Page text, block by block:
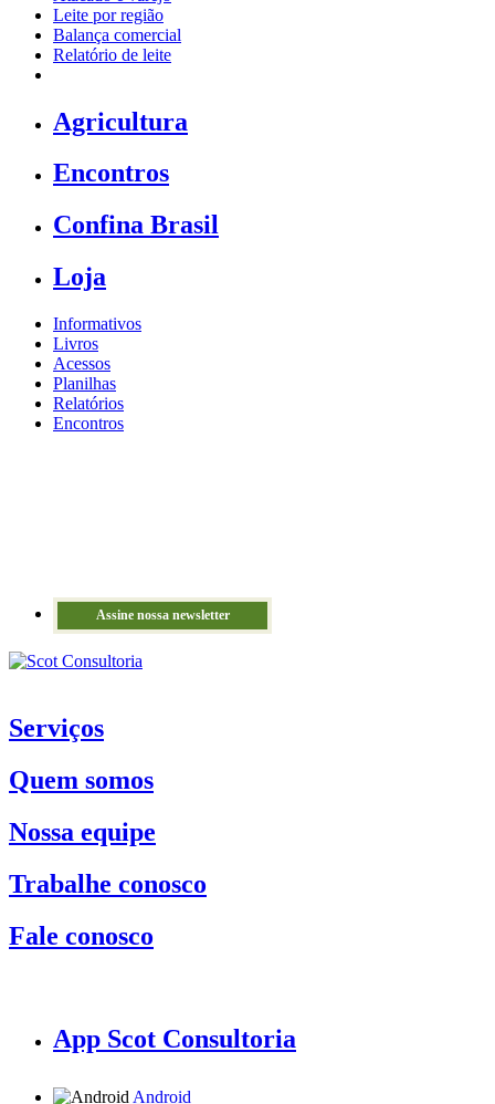
Leite por região
Balança comercial
Relatório de leite
Agricultura
Encontros
Confina Brasil
Loja
Informativos
Livros
Acessos
Planilhas
Relatórios
Encontros
Assine nossa newsletter
Serviços
Quem somos
Nossa equipe
Trabalhe conosco
Fale conosco
App Scot Consultoria
Android